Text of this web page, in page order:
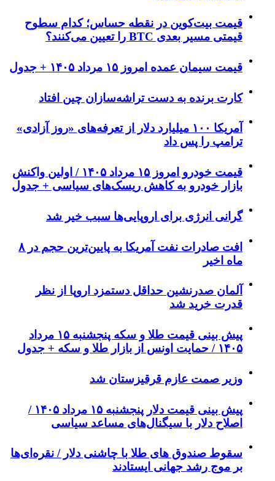
قیمت بیت‌کوین در نقطه حساس؛ کدام سطوح
قیمتی مسیر بعدی BTC را تعیین می‌کنند؟
قیمت سیمان عمده امروز ۱۵ مرداد ۱۴۰۵ + جدول
کارت برنده به دست تراشه‌سازان چین افتاد
آمریکا ۱۰۰ میلیارد دلار از تعرفه‌های «روز آزادی»
ترامپ را پس داد
قیمت خودرو امروز ۱۵ مرداد ۱۴۰۵ / اولین واکنش
بازار خودرو به کاهش ریسک‌های سیاسی + جدول
گرانی انرژی برای اروپایی‌ها سبب خیر شد
افت صادرات نفت آمریکا به پایین‌ترین حجم در ۸
ماه اخیر
آلمان صدرنشین حداقل دستمزد اروپا از نظر
قدرت خرید شد
پیش‌ بینی قیمت طلا و سکه پنجشنبه ۱۵ مرداد
۱۴۰۵ / حمایت اونس از بازار طلا و سکه + جدول
وزیر صمت عازم قرقیزستان شد
پیش ‌بینی قیمت دلار پنجشنبه ۱۵ مرداد ۱۴۰۵ /
اصلاح دلار با سیگنال‌های مساعد سیاسی
سقوط صندوق های طلا با چاشنی دلار / نقره‌ای‌ها
بر موج رشد جهانی ایستادند